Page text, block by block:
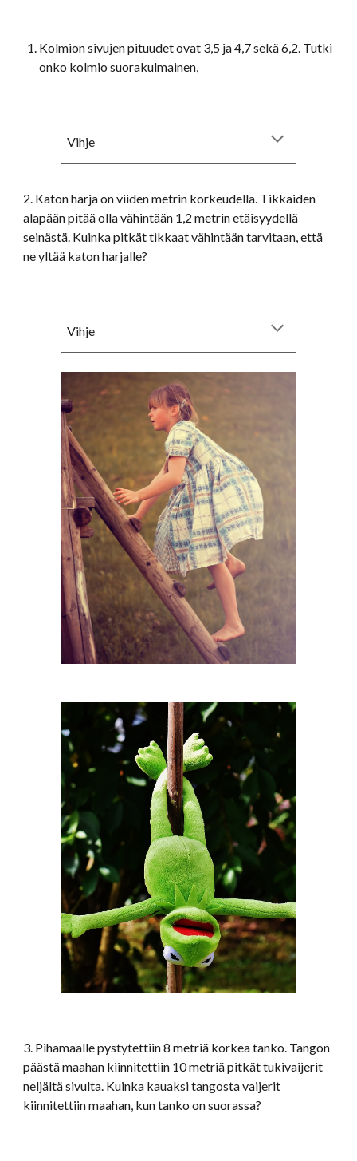
Kolmion sivujen pituudet ovat 3,5 ja 4,7 sekä 6,2. Tutki
onko kolmio suorakulmainen,
Vihje
2. Katon harja on viiden metrin korkeudella. Tikkaiden
alapään pitää olla vähintään 1,2 metrin etäisyydellä
seinästä. Kuinka pitkät tikkaat vähintään tarvitaan, että
ne yltää katon harjalle?
Vihje
3. Pihamaalle pystytettiin 8 metriä korkea tanko. Tangon
päästä maahan kiinnitettiin 10 metriä pitkät tukivaijerit
neljältä sivulta. Kuinka kauaksi tangosta vaijerit
kiinnitettiin maahan, kun tanko on suorassa?